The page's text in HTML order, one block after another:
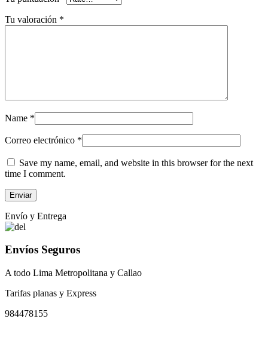
Tu valoración *
Name *
Correo electrónico *
Save my name, email, and website in this browser for the next
time I comment.
Envío y Entrega
Envíos Seguros
A todo Lima Metropolitana y Callao
Tarifas planas y Express
984478155